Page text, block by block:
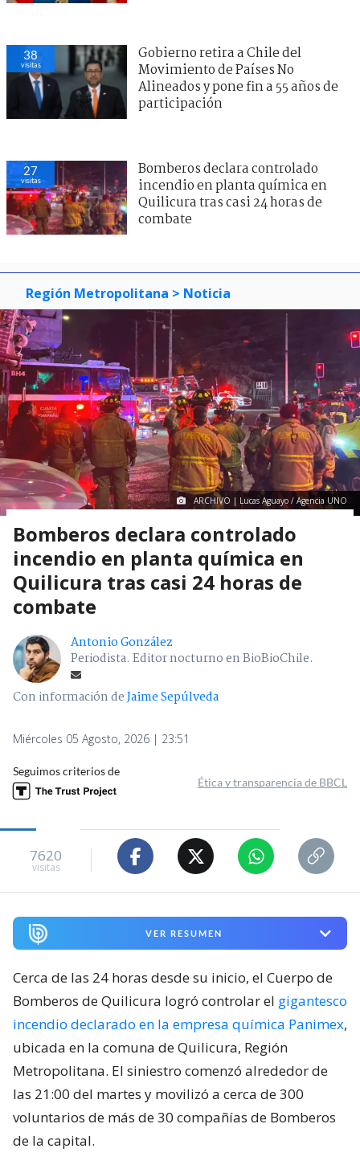
38
visitas
Gobierno retira a Chile del
Movimiento de Países No
Alineados y pone fin a 55 años de
participación
27
visitas
Bomberos declara controlado
incendio en planta química en
Quilicura tras casi 24 horas de
combate
Región Metropolitana > Noticia
ARCHIVO | Lucas Aguayo / Agencia UNO
Bomberos declara controlado
incendio en planta química en
Quilicura tras casi 24 horas de
combate
Antonio González
Periodista. Editor nocturno en BioBioChile.
Con información deJaime Sepúlveda
Miércoles 05 Agosto, 2026 | 23:51
Seguimos criterios de
Ética y transparencia de BBCL
7620
visitas
VER RESUMEN
Cerca de las 24 horas desde su inicio, el Cuerpo de
Bomberos de Quilicura logró controlar el gigantesco
incendio declarado en la empresa química Panimex,
ubicada en la comuna de Quilicura, Región
Metropolitana. El siniestro comenzó alrededor de
las 21:00 del martes y movilizó a cerca de 300
voluntarios de más de 30 compañías de Bomberos
de la capital.